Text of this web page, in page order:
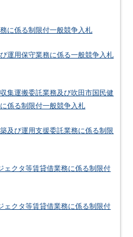
に係る制限付一般競争入札
運用保守業務に係る一般競争入札
集運搬委託業務及び吹田市国民健
係る制限付一般競争入札
及び運用支援委託業務に係る制限
ェクタ等賃貸借業務に係る制限付
ェクタ等賃貸借業務に係る制限付